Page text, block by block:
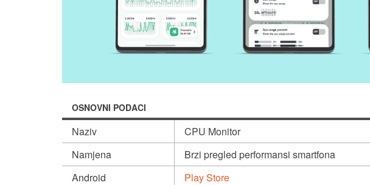
OSNOVNI PODACI
Naziv
CPU Monitor
Namjena
Brzi pregled performansi smartfona
Android
Play Store